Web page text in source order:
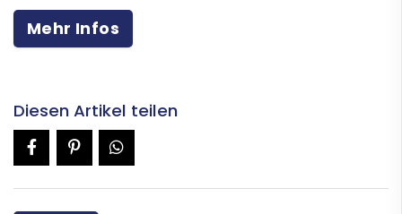
Mehr Infos
Diesen Artikel teilen